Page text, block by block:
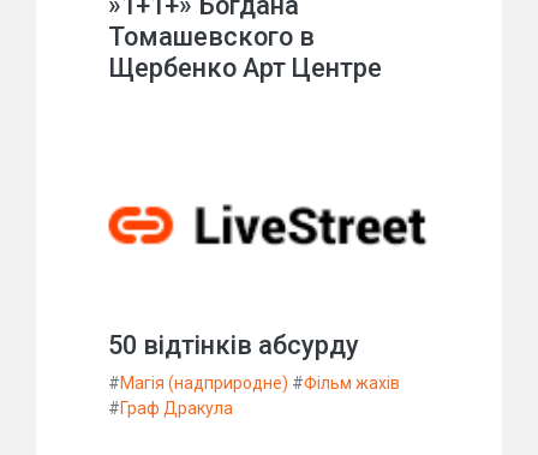
Томашевского в
Щербенко Арт Центре
50 відтінків абсурду
#Магія (надприродне) #Фільм жахів
#Граф Дракула